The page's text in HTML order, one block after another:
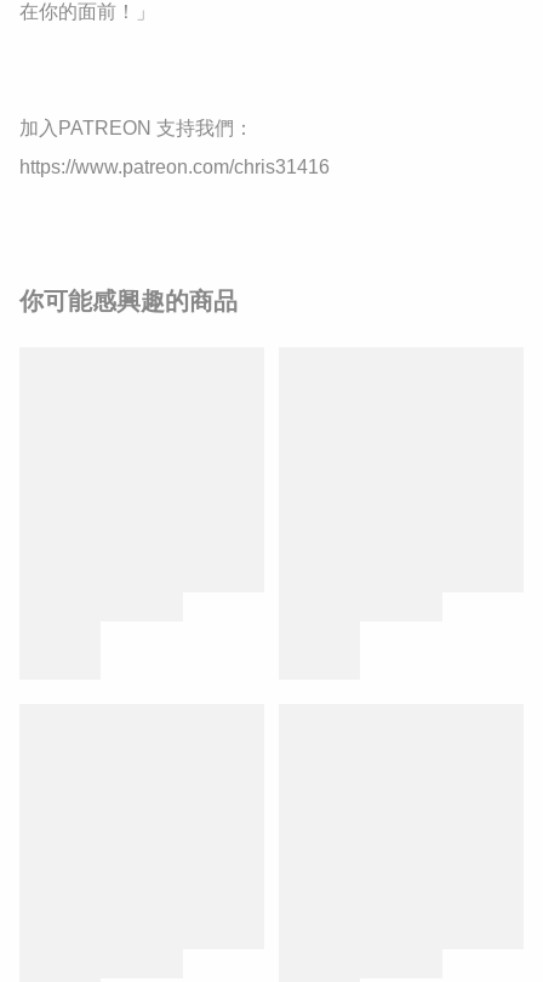
在你的面前！」
加入PATREON 支持我們：
你可能感興趣的商品